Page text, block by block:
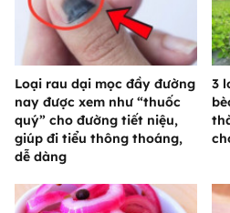
Loại rau dại mọc đầy đường
nay được xem như “thuốc
quý” cho đường tiết niệu,
giúp đi tiểu thông thoáng,
dễ dàng
3